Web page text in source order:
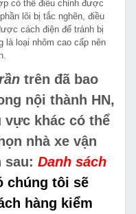
có thể điều chỉnh được
lõi bị tắc nghẽn, điều
cách điện để tránh bị
là loại nhôm cao cấp nên
trên đã bao
nội thành HN,
vực khác có thể
nhà xe vận
sau: Danh sách
chúng tôi sẽ
hàng kiểm